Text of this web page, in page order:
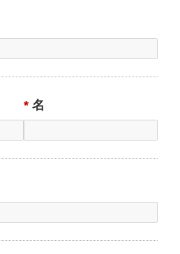
請求いただいた各種資料を発送
調査等を行い、属性等に基づく
社の各種サービスに反映するた
案内・サポート情報をご提供す
おけるお客さまの利用状況の分
したサービス・広告を提供する
供について
の（1）から（5）に掲げる場合
情報を第三者に提供することは
* 名